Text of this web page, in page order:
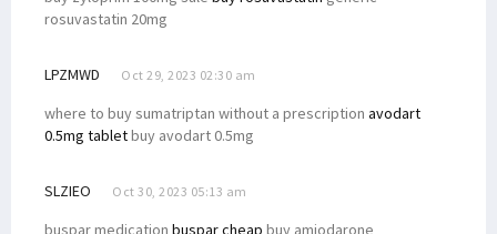
rosuvastatin 20mg
LPZMWD Oct 29, 2023 02:30 am
where to buy sumatriptan without a prescription avodart
0.5mg tabletbuy avodart 0.5mg
SLZIEO Oct 30, 2023 05:13 am
buspar medication buspar cheap buy amiodarone